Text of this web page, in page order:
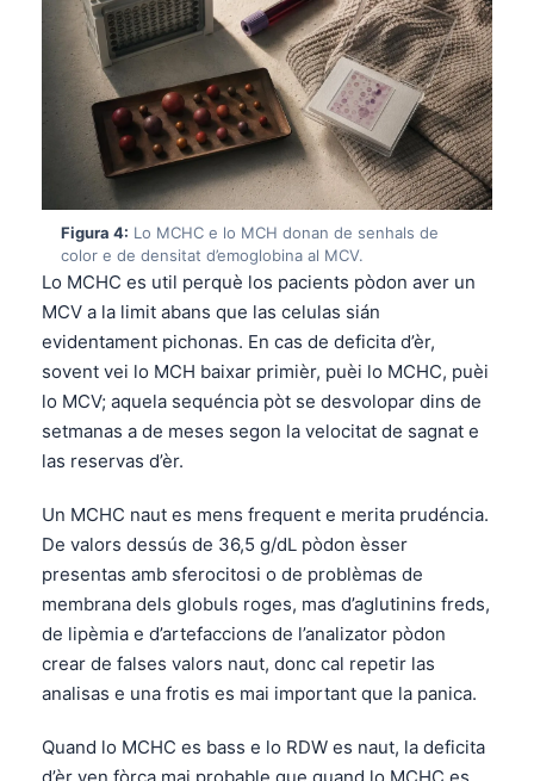
Figura 4: Lo MCHC e lo MCH donan de senhals de
color e de densitat d’emoglobina al MCV.
Lo MCHC es util perquè los pacients pòdon aver un
MCV a la limit abans que las celulas sián
evidentament pichonas. En cas de deficita d’èr,
sovent vei lo MCH baixar primièr, puèi lo MCHC, puèi
lo MCV; aquela sequéncia pòt se desvolopar dins de
setmanas a de meses segon la velocitat de sagnat e
las reservas d’èr.
Un MCHC naut es mens frequent e merita prudéncia.
De valors dessús de 36,5 g/dL pòdon èsser
presentas amb sferocitosi o de problèmas de
membrana dels globuls roges, mas d’aglutinins freds,
de lipèmia e d’artefaccions de l’analizator pòdon
crear de falses valors naut, donc cal repetir las
analisas e una frotis es mai important que la panica.
Quand lo MCHC es bass e lo RDW es naut, la deficita